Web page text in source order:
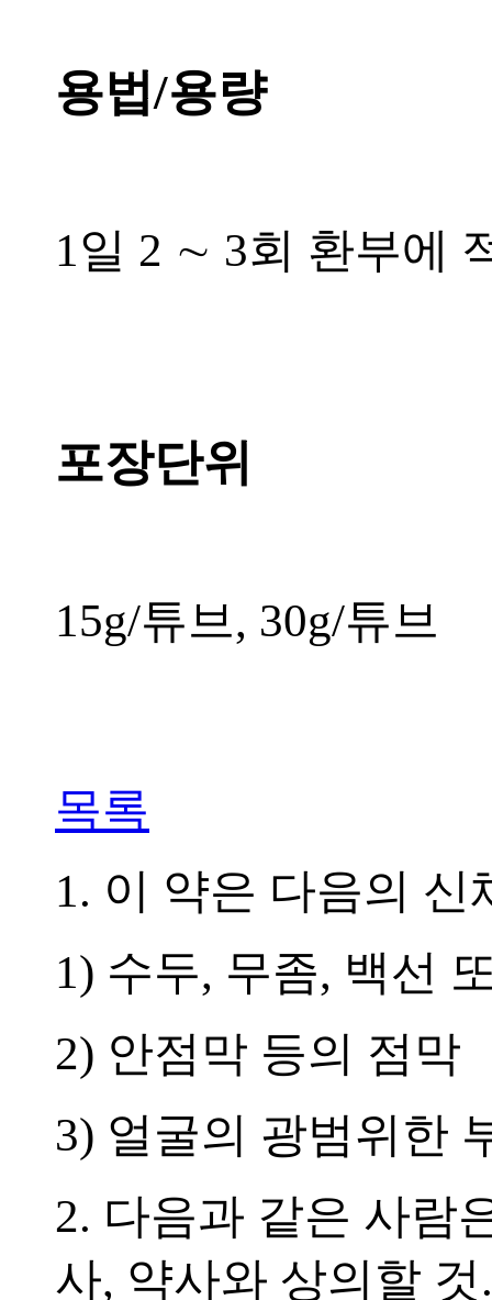
용법/용량
1일 2 ∼ 3회 환부에
포장단위
15g/튜브, 30g/튜브
목록
1. 이 약은 다음의
1) 수두, 무좀, 백선
2) 안점막 등의 점막
3) 얼굴의 광범위한
2. 다음과 같은 사람
사, 약사와 상의할 것.